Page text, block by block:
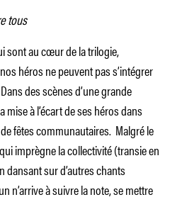
tous
sont au cœur de la trilogie,
héros ne peuvent pas s’intégrer
des scènes d’une grande
mise à l’écart de ses héros dans
fêtes communautaires. Malgré le
imprègne la collectivité (transie en
sur d’autres chants
n’arrive à suivre la note, se mettre